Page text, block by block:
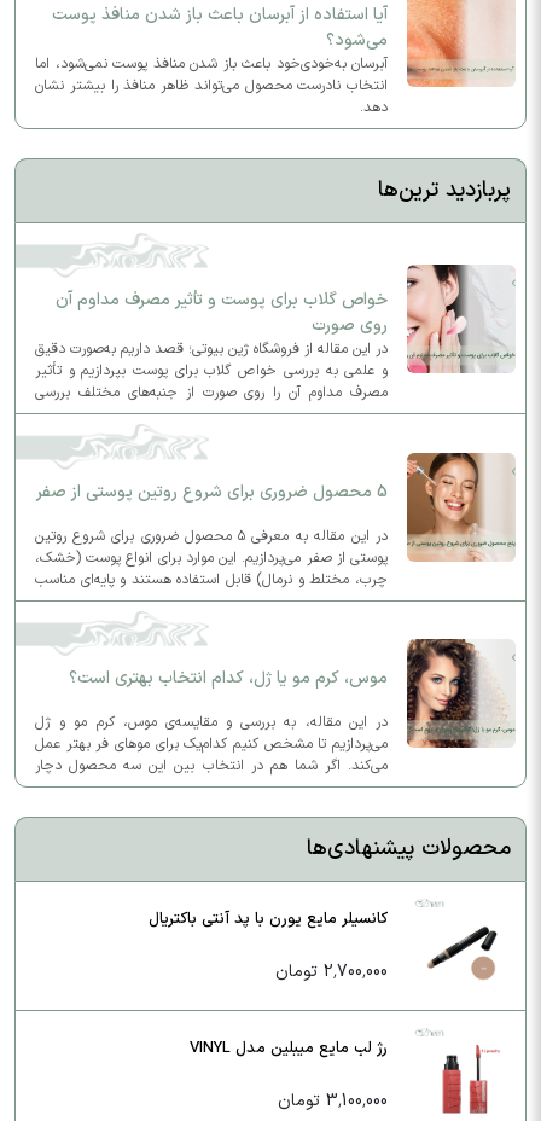
آیا استفاده از آبرسان باعث باز شدن منافذ پوست
می‌شود؟
آبرسان به‌خودی‌خود باعث باز شدن منافذ پوست نمی‌شود، اما
انتخاب نادرست محصول می‌تواند ظاهر منافذ را بیشتر نشان
دهد.
پربازدید ترین‌ها
خواص گلاب برای پوست و تأثیر مصرف مداوم آن
روی صورت
در این مقاله از فروشگاه ژین بیوتی؛ قصد داریم به‌صورت دقیق
و علمی به بررسی خواص گلاب برای پوست بپردازیم و تأثیر
مصرف مداوم آن را روی صورت از جنبه‌های مختلف بررسی
کنیم.
5 محصول ضروری برای شروع روتین پوستی از صفر
در این مقاله به معرفی ۵ محصول ضروری برای شروع روتین
پوستی از صفر می‌پردازیم. این موارد برای انواع پوست (خشک،
چرب، مختلط و نرمال) قابل استفاده هستند و پایه‌ای مناسب
برای روتین روزانه و شبانه شما فراهم می‌کنند.
موس، کرم مو یا ژل، کدام انتخاب بهتری است؟
در این مقاله، به بررسی و مقایسه‌ی موس، کرم مو و ژل
می‌پردازیم تا مشخص کنیم کدام‌یک برای موهای فر بهتر عمل
می‌کند. اگر شما هم در انتخاب بین این سه محصول دچار
تردید شده‌اید، این مطلب به شما کمک خواهد کرد.
محصولات پیشنهادی‌ها
کانسیلر مایع یورن با پد آنتی باکتریال
2,700,000 تومان
رژ لب مایع میبلین مدل VINYL
3,100,000 تومان